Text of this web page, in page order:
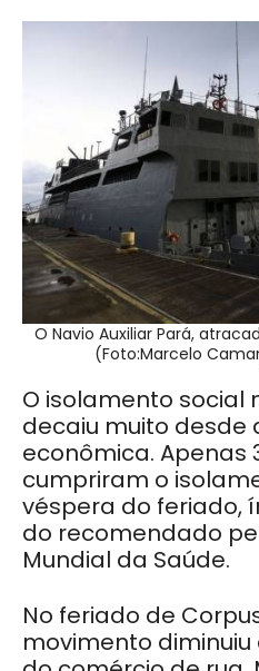
O Navio Auxiliar Pará,
(Foto:Marcelo
O isolamento social
decaiu muito desde
econômica. Apenas
cumpriram o
véspera do feriado,
do recomendado
Mundial da Saúde.
No feriado de
movimento